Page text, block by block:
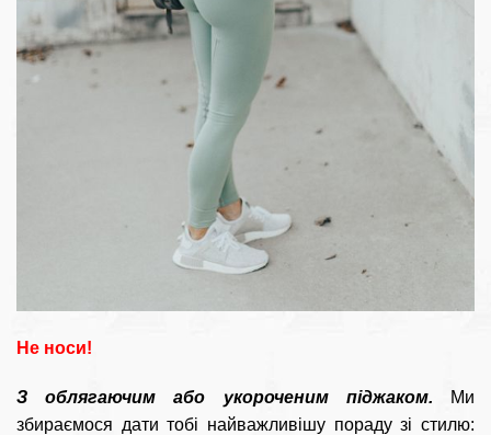
Не носи!
З облягаючим або укороченим піджаком. Ми
збираємося дати тобі найважливішу пораду зі стилю: